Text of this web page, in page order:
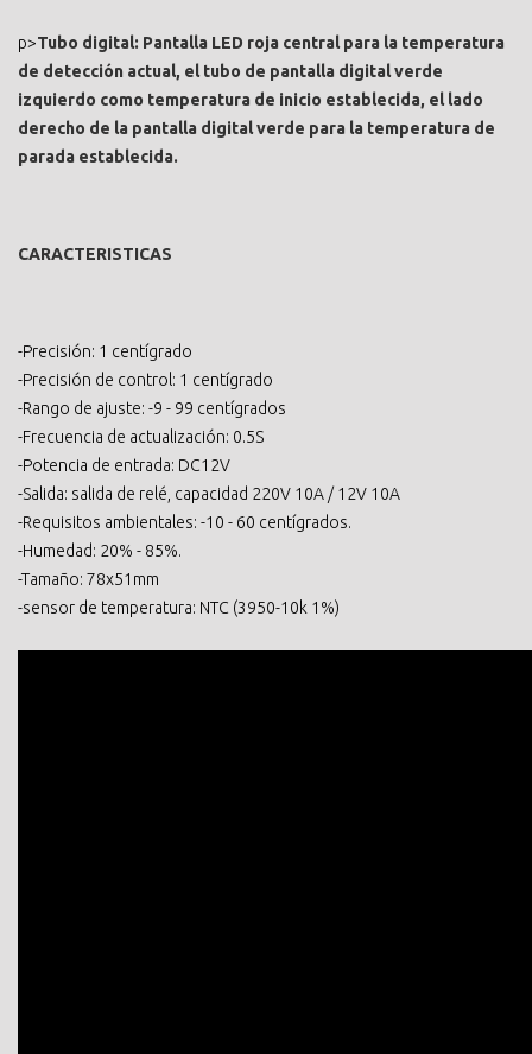
p>Tubo digital: Pantalla LED roja central para la temperatura
de detección actual, el tubo de pantalla digital verde
izquierdo como temperatura de inicio establecida, el lado
derecho de la pantalla digital verde para la temperatura de
parada establecida.
CARACTERISTICAS
-Precisión: 1 centígrado
-Precisión de control: 1 centígrado
-Rango de ajuste: -9 - 99 centígrados
-Frecuencia de actualización: 0.5S
-Potencia de entrada: DC12V
-Salida: salida de relé, capacidad 220V 10A / 12V 10A
-Requisitos ambientales: -10 - 60 centígrados.
-Humedad: 20% - 85%.
-Tamaño: 78x51mm
-sensor de temperatura: NTC (3950-10k 1%)